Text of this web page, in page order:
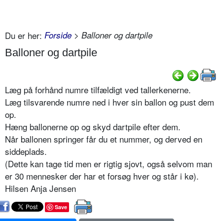
Du er her: Forside > Balloner og dartpile
Balloner og dartpile
Læg på forhånd numre tilfældigt ved tallerkenerne.
Læg tilsvarende numre ned i hver sin ballon og pust dem
op.
Hæng ballonerne op og skyd dartpile efter dem.
Når ballonen springer får du et nummer, og derved en
siddeplads.
(Dette kan tage tid men er rigtig sjovt, også selvom man
er 30 mennesker der har et forsøg hver og står i kø).
Hilsen Anja Jensen
Save